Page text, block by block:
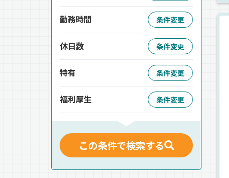
勤務時間 条件変更
休日数 条件変更
特有 条件変更
福利厚生 条件変更
この条件で検索する